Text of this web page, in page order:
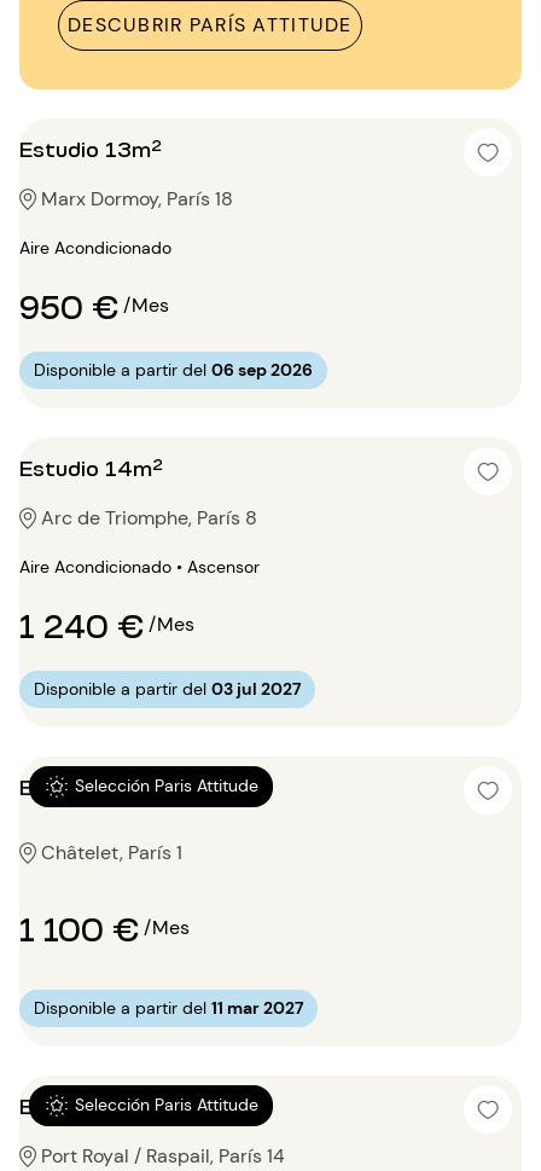
DESCUBRIR PARÍS ATTITUDE
Estudio 13m²
Marx Dormoy, París 18
Aire Acondicionado
950 €/Mes
Disponible a partir del 06 sep 2026
Estudio 14m²
Arc de Triomphe, París 8
Aire Acondicionado • Ascensor
1 240 €/Mes
Disponible a partir del 03 jul 2027
Selección Paris Attitude
Estudio 13.75m²
Châtelet, París 1
1 100 €/Mes
Disponible a partir del 11 mar 2027
Selección Paris Attitude
Estudio 15m²
Port Royal / Raspail, París 14